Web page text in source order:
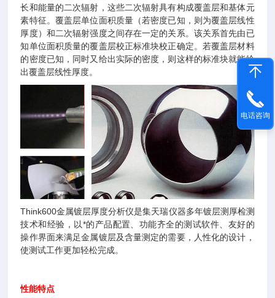
长和能量的二次辐射，这些二次辐射具有构成覆盖层和基体元
素特征。覆盖层单位面积质量（若密度已知，则为覆盖层线性
厚度）和二次辐射强度之间存在一定的关系。该关系首先由已
知单位面积质量的覆盖层校正标准块校正确定。若覆盖层材料
的密度已知，同时又给出实际的密度，则这样的标准块就能给
出覆盖层线性厚度。
Think600金属镀层厚度分析仪是集天瑞仪器多年镀层测厚检测
技术和经验，以*的产品配置、功能齐全的测试软件、友好的
操作界面来满足金属镀层及含量测定的需要，人性化的设计，
使测试工作更加轻松完成。
性能特点
电话咨询